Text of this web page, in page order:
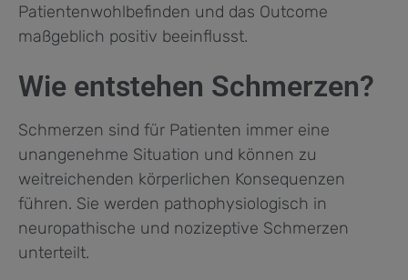
Patientenwohlbefinden und das Outcome
maßgeblich positiv beeinflusst.
Wie entstehen Schmerzen?
Schmerzen sind für Patienten immer eine
unangenehme Situation und können zu
weitreichenden körperlichen Konsequenzen
führen. Sie werden pathophysiologisch in
neuropathische und nozizeptive Schmerzen
unterteilt.